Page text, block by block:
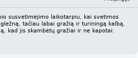
susvetimėjimo laikotarpiu, kai svetimos
tačiau labai gražią ir turiningą kalbą,
kad jis skambėtų gražiai ir ne kapotai: